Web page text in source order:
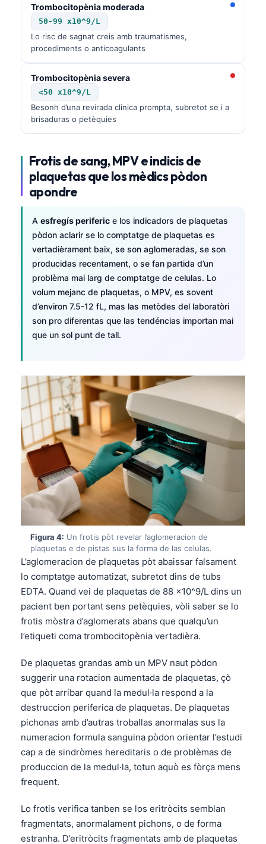
Trombocitopènia moderada
50-99 x10^9/L
Lo risc de sagnat creis amb traumatismes,
procediments o anticoagulants
Trombocitopènia severa
<50 x10^9/L
Besonh d’una revirada clinica prompta, subretot se i a
brisaduras o petèquies
Frotis de sang, MPV e indicis de
plaquetas que los mèdics pòdon
apondre
A esfregís periferic e los indicadors de plaquetas
pòdon aclarir se lo comptatge de plaquetas es
vertadièrament baix, se son aglomeradas, se son
producidas recentament, o se fan partida d’un
problèma mai larg de comptatge de celulas. Lo
volum mejanc de plaquetas, o MPV, es sovent
d’environ 7.5-12 fL, mas las metòdes del laboratòri
son pro diferentas que las tendéncias importan mai
que un sol punt de tall.
Figura 4: Un frotis pòt revelar l’aglomeracion de
plaquetas e de pistas sus la forma de las celulas.
L’aglomeracion de plaquetas pòt abaissar falsament
lo comptatge automatizat, subretot dins de tubs
EDTA. Quand vei de plaquetas de 88 x10^9/L dins un
pacient ben portant sens petèquies, vòli saber se lo
frotis mòstra d’aglomerats abans que qualqu’un
l’etiqueti coma trombocitopènia vertadièra.
De plaquetas grandas amb un MPV naut pòdon
suggerir una rotacion aumentada de plaquetas, çò
que pòt arribar quand la medul·la respond a la
destruccion periferica de plaquetas. De plaquetas
pichonas amb d’autras troballas anormalas sus la
numeracion formula sanguina pòdon orientar l’estudi
cap a de sindròmes hereditaris o de problèmas de
produccion de la medul·la, totun aquò es fòrça mens
frequent.
Lo frotis verifica tanben se los eritròcits semblan
fragmentats, anormalament pichons, o de forma
estranha. D’eritròcits fragmentats amb de plaquetas